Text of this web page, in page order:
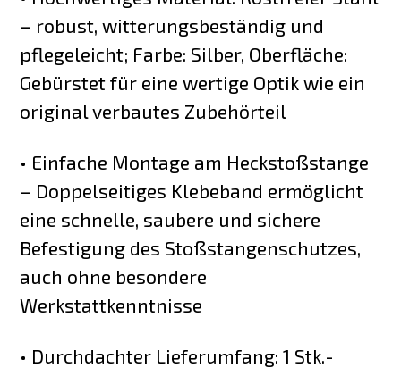
– robust, witterungsbeständig und
pflegeleicht; Farbe: Silber, Oberfläche:
Gebürstet für eine wertige Optik wie ein
original verbautes Zubehörteil
• Einfache Montage am Heckstoßstange
– Doppelseitiges Klebeband ermöglicht
eine schnelle, saubere und sichere
Befestigung des Stoßstangenschutzes,
auch ohne besondere
Werkstattkenntnisse
• Durchdachter Lieferumfang: 1 Stk.-